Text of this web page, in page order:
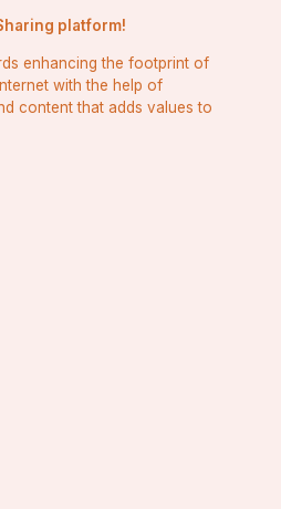
platform!
enhancing the footprint of
with the help of
content that adds values to